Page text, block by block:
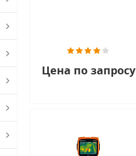
Цена по запросу